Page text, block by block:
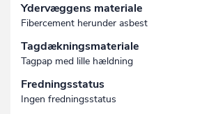
Ydervæggens materiale
Fibercement herunder asbest
Tagdækningsmateriale
Tagpap med lille hældning
Fredningsstatus
Ingen fredningsstatus